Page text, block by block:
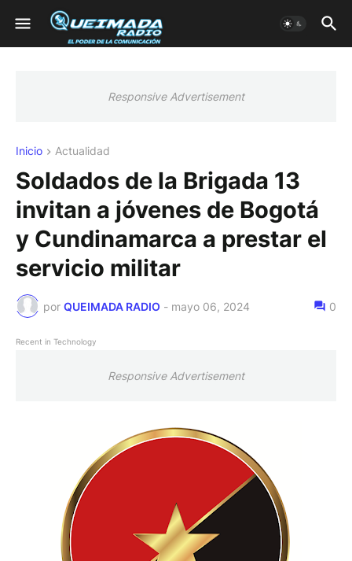
Responsive Advertisement
Inicio Actualidad
Soldados de la Brigada 13
invitan a jóvenes de Bogotá
y Cundinamarca a prestar el
servicio militar
por QUEIMADA RADIO - mayo 06, 2024 0
Recent in Technology
Responsive Advertisement